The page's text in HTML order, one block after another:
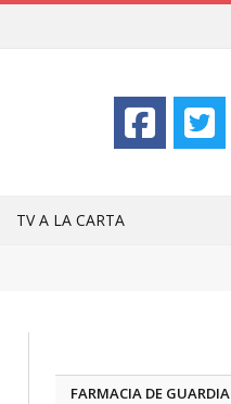
TV A LA CARTA
FARMACIA DE GUARDIA